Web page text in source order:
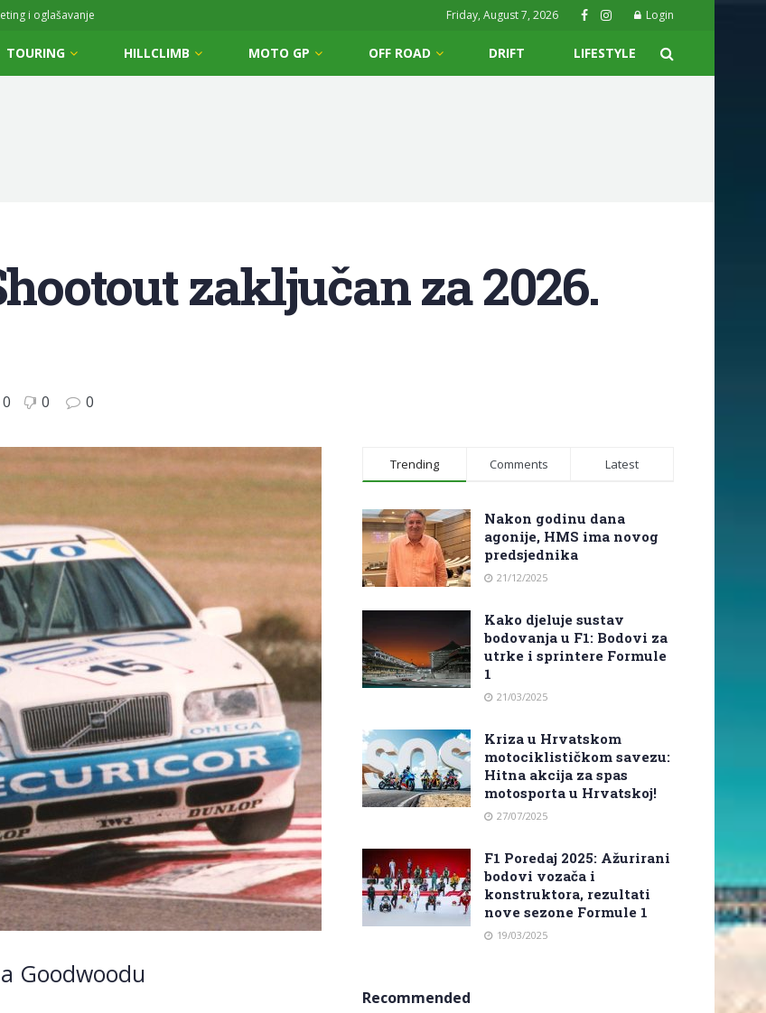
i oglašavanje Friday, August 7, 2026 Login
TOURING HILLCLIMB MOTO GP OFF ROAD DRIFT LIFESTYLE
zaključan za 2026.
0 0 0
Goodwoodu
Trending Comments Latest
Nakon godinu dana
agonije, HMS ima novog
predsjednika
21/12/2025
Kako djeluje sustav
bodovanja u F1: Bodovi za
utrke i sprintere Formule
1
21/03/2025
Kriza u Hrvatskom
motociklističkom savezu:
Hitna akcija za spas
motosporta u Hrvatskoj!
27/07/2025
F1 Poredaj 2025: Ažurirani
bodovi vozača i
konstruktora, rezultati
nove sezone Formule 1
19/03/2025
Recommended